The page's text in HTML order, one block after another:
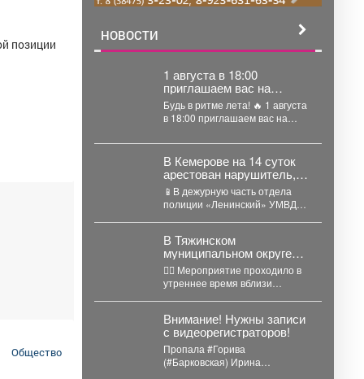
позиции
Общество
НОВОСТИ
1 августа в 18:00
приглашаем вас на
танцплощадку
«Открытое небо» - одно
из самых атмосферных
событий этого лета!
Будь в ритме лета! 🔥 1 августа
в 18:00 приглашаем вас на
В Кемерове на 14 суток
арестован нарушитель,
который демонстрировал
прохожим интимные
части тела
📱В дежурную часть отдела
полиции «Ленинский» УМВД
студентка одного...
В Тяжинском
муниципальном округе
сотрудники
Госавтоинспекции
проверили соблюдение
водителями правил
перевозки детей
👮‍♂ Мероприятие проходило в
утреннее время вблизи
административной
ответственности по...
Внимание! Нужны записи
с видеорегистраторов!
Пропала #Горива
(#Барковская) Ирина